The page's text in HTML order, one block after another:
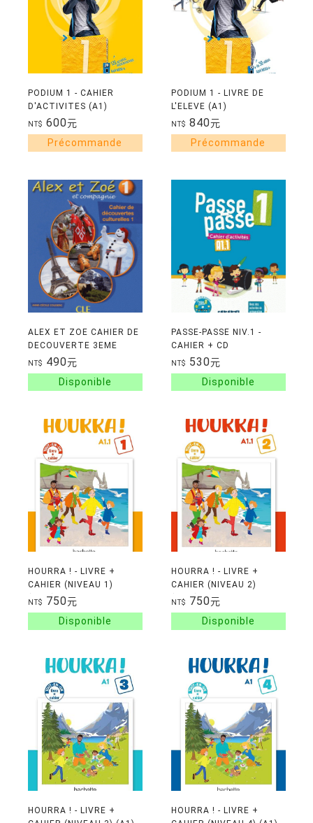
PODIUM 1 - CAHIER
D'ACTIVITES (A1)
NT$ 600元
PODIUM 1 - LIVRE DE
L'ELEVE (A1)
NT$ 840元
ALEX ET ZOE CAHIER DE
DECOUVERTE 3EME
EDITION
NT$ 490元
PASSE-PASSE NIV.1 -
CAHIER + CD
NT$ 530元
HOURRA ! - LIVRE +
CAHIER (NIVEAU 1)
(A1.1)
NT$ 750元
HOURRA ! - LIVRE +
CAHIER (NIVEAU 2)
(A1.1)
NT$ 750元
HOURRA ! - LIVRE +
HOURRA ! - LIVRE +